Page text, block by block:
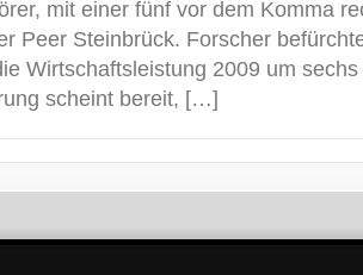
mit einer fünf vor dem Komma
Peer Steinbrück. Forscher
Wirtschaftsleistung 2009 um
scheint bereit, […]